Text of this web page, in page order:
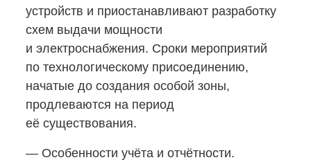
устройств и приостанавливают разработку
схем выдачи мощности
и электроснабжения. Сроки мероприятий
по технологическому присоединению,
начатые до создания особой зоны,
продлеваются на период
её существования.
— Особенности учёта и отчётности.